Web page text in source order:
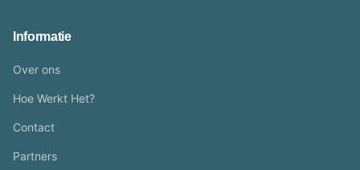
Informatie
Over ons
Hoe Werkt Het?
Contact
Partners